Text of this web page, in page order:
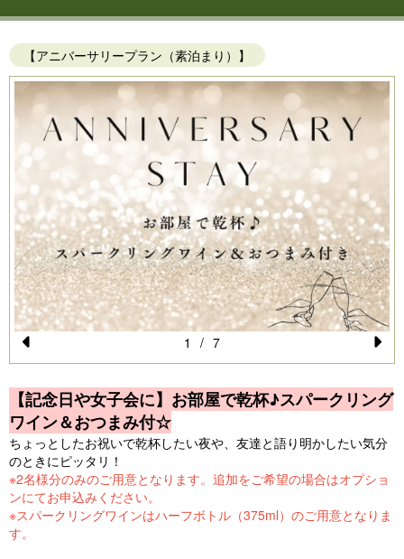
【アニバーサリープラン（素泊まり）】
Pr
e
vi
o
u
s
N
e
xt
1 / 7
【記念日や女子会に】お部屋で乾杯♪スパークリング
ワイン＆おつまみ付☆
ちょっとしたお祝いで乾杯したい夜や、友達と語り明かしたい気分
のときにピッタリ！
※2名様分のみのご用意となります。追加をご希望の場合はオプショ
ンにてお申込みください。
※スパークリングワインはハーフボトル（375ml）のご用意となりま
す。